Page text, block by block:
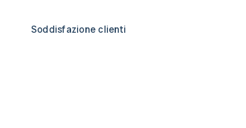
Soddisfazione clienti